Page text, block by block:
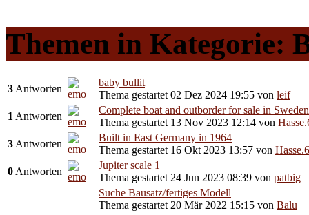
Themen in Kategorie:
3 Antworten
baby bullit
Thema gestartet 02 Dez 2024 19:55 von leif
1 Antworten
Complete boat and outborder for sale in Sweden
Thema gestartet 13 Nov 2023 12:14 von
3 Antworten
Built in East Germany in 1964
Thema gestartet 16 Okt 2023 13:57 von
0 Antworten
Jupiter scale 1
Thema gestartet 24 Jun 2023 08:39 von patbig
Suche Bausatz/fertiges Modell
Thema gestartet 20 Mär 2022 15:15 von Balu